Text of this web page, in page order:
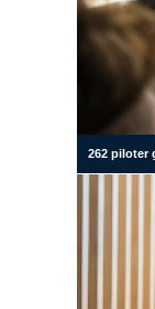
262 piloter